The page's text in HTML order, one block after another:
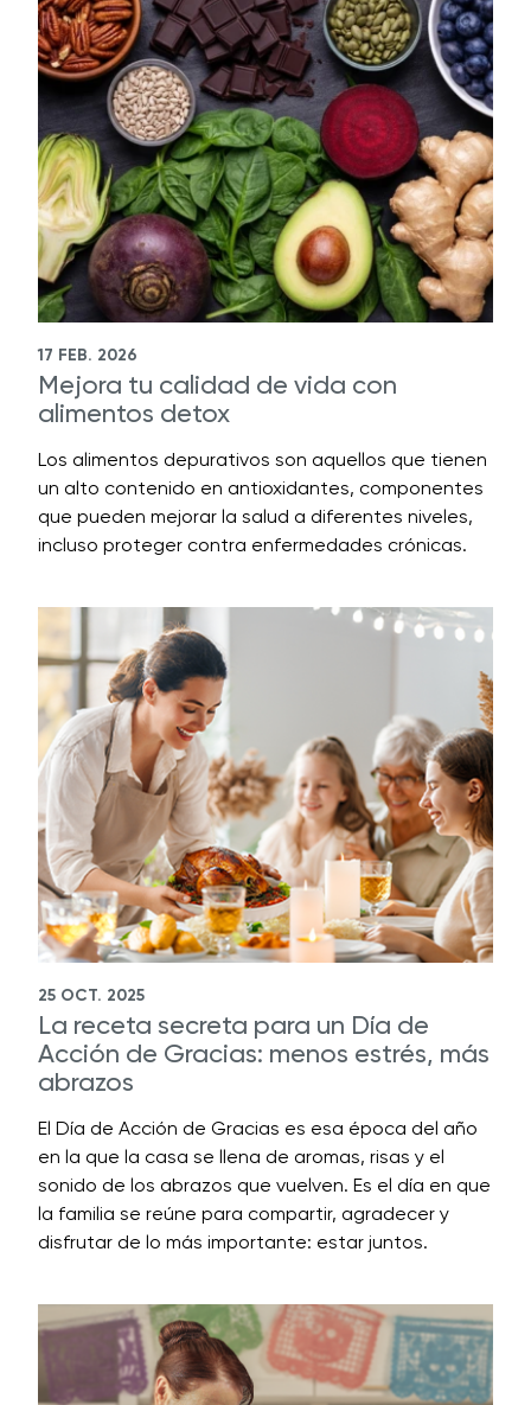
17 FEB. 2026
Mejora tu calidad de vida con
alimentos detox
Los alimentos depurativos son aquellos que tienen
un alto contenido en antioxidantes, componentes
que pueden mejorar la salud a diferentes niveles,
incluso proteger contra enfermedades crónicas.
25 OCT. 2025
La receta secreta para un Día de
Acción de Gracias: menos estrés, más
abrazos
El Día de Acción de Gracias es esa época del año
en la que la casa se llena de aromas, risas y el
sonido de los abrazos que vuelven. Es el día en que
la familia se reúne para compartir, agradecer y
disfrutar de lo más importante: estar juntos.